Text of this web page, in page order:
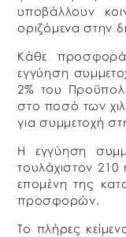
υποβάλλουν
οριζόμενα στην
Κάθε προσφορά
εγγύηση
2% του
στο ποσό των
για συμμετοχή
Η εγγύηση
τουλάχιστον
επομένη της
προσφορών.
Το πλήρες